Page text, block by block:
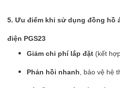
5. Ưu điểm khi sử dụng đồng hồ
điện PGS23
Giảm chi phí lắp đặt (kết
Phản hồi nhanh , bảo vệ hệ